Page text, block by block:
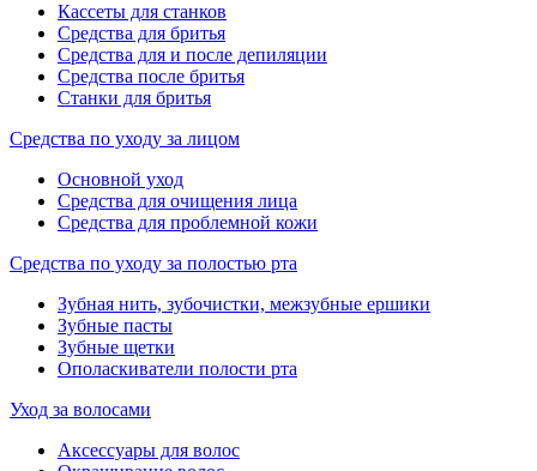
Кассеты для станков
Средства для бритья
Средства для и после депиляции
Средства после бритья
Станки для бритья
Средства по уходу за лицом
Основной уход
Средства для очищения лица
Средства для проблемной кожи
Средства по уходу за полостью рта
Зубная нить, зубочистки, межзубные ершики
Зубные пасты
Зубные щетки
Ополаскиватели полости рта
Уход за волосами
Аксессуары для волос